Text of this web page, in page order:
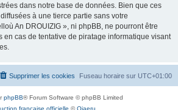
dans notre base de données. Bien que ces
à une tierce partie sans votre
An DROUIZIG », ni phpBB, ne pourront être
en cas de tentative de piratage informatique visant
Fuseau horaire sur UTC+01:00
Supprimer les cookies
phpBB® Forum Software © phpBB Limited
française officielle ©Qiaeru